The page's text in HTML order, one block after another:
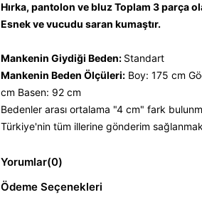
Hırka, pantolon ve bluz Toplam 3 parça
Esnek ve vucudu saran kumaştır.
Mankenin Giydiği Beden: Standart
Mankenin Beden Ölçüleri: Boy: 175 cm
cm Basen: 92 cm
Bedenler arası ortalama "4 cm" fark
Türkiye'nin tüm illerine gönderim
Yorumlar(0)
Ödeme Seçenekleri